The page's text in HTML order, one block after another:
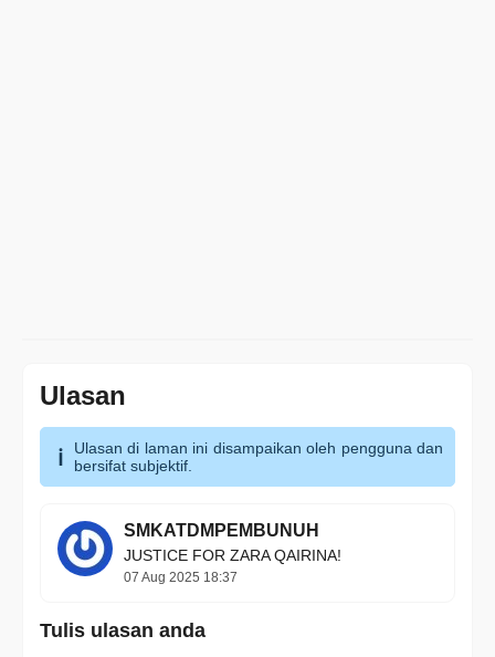
Ulasan
Ulasan di laman ini disampaikan oleh pengguna dan
bersifat subjektif.
SMKATDMPEMBUNUH
JUSTICE FOR ZARA QAIRINA!
07 Aug 2025 18:37
Tulis ulasan anda